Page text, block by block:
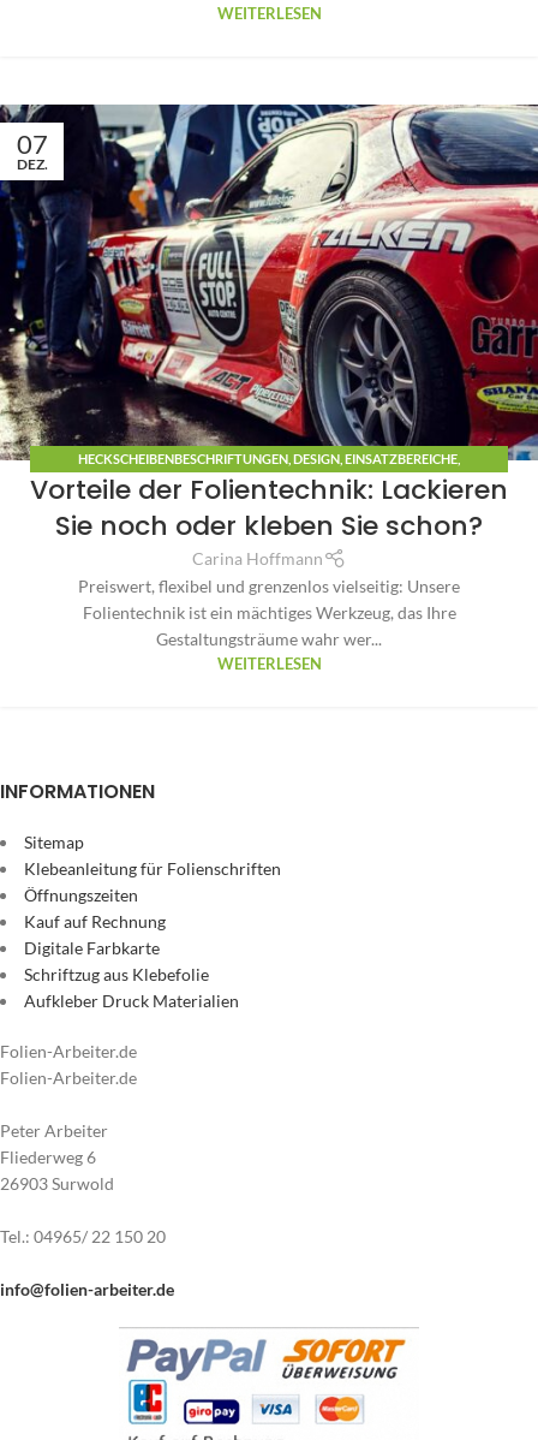
WEITERLESEN
07
DEZ.
HECKSCHEIBENBESCHRIFTUNGEN DESIGN EINSATZBEREICHE
FAHRZEUGBESCHRIFTUNG ,SCHRIFTZÜGE, WISSENSWERTES
Vorteile der Folientechnik: Lackieren
Sie noch oder kleben Sie schon?
Carina Hoffmann
Preiswert, flexibel und grenzenlos vielseitig: Unsere
Folientechnik ist ein mächtiges Werkzeug, das Ihre
Gestaltungsträume wahr wer...
WEITERLESEN
INFORMATIONEN
Sitemap
Klebeanleitung für Folienschriften
Öffnungszeiten
Kauf auf Rechnung
Digitale Farbkarte
Schriftzug aus Klebefolie
Aufkleber Druck Materialien
Folien-Arbeiter.de
Folien-Arbeiter.de
Peter Arbeiter
Fliederweg 6
26903 Surwold
Tel.: 04965/ 22 150 20
info@folien-arbeiter.de